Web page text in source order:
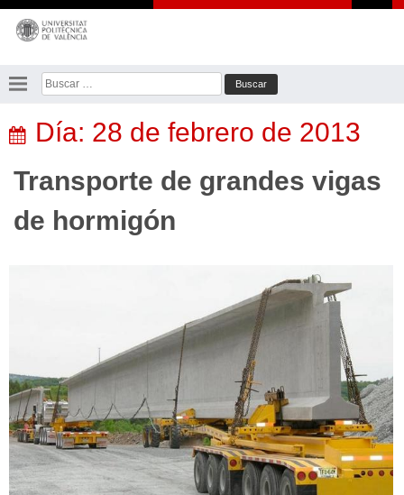
Saltar
contenido
Buscar:
Día: 28 de febrero de 2013
Transporte de grandes vigas
de hormigón